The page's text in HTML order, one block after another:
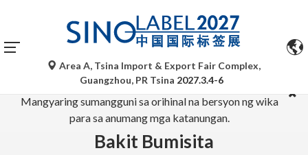
Ang mga awtomatikong pagsasalin ng Google Translate ay
para lamang sa sanggunian at maaaring hindi tumpak.
Mangyaring sumangguni sa orihinal na bersyon ng wika
para sa anumang mga katanungan.
Area A, Tsina Import & Export Fair Complex,
Guangzhou, PR Tsina 2027.3.4-6
Bakit Bumisita